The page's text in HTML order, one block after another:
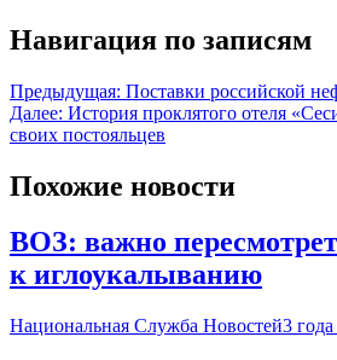
Навигация по записям
Предыдущая: Поставки российской
Далее: История проклятого отеля
своих постояльцев
Похожие новости
ВОЗ: важно
к иглоукалыванию
Национальная Служба Новостей3